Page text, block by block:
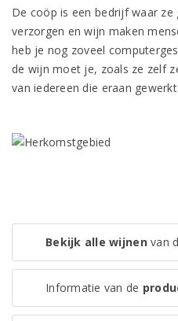
De coöp is een bedrijf waar
verzorgen en wijn maken
heb je nog zoveel
de wijn moet je, zoals ze zelf
van iedereen die eraan
Bekijk alle wijnenvan
Informatie van de